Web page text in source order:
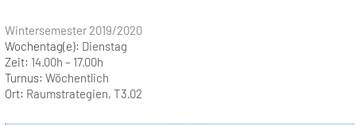
Wintersemester 2019/2020
Wochentag(e): Dienstag
Zeit: 14.00h – 17.00h
Turnus: Wöchentlich
Ort: Raumstrategien, T3.02